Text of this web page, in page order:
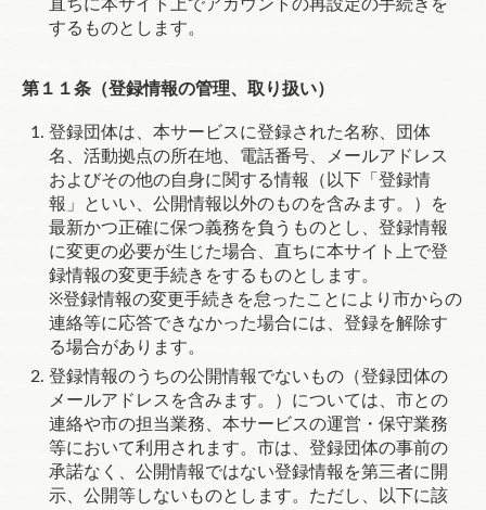
直ちに本サイト上でアカウントの再設定の手続きを
するものとします。
第１１条（登録情報の管理、取り扱い）
登録団体は、本サービスに登録された名称、団体
名、活動拠点の所在地、電話番号、メールアドレス
およびその他の自身に関する情報（以下「登録情
報」といい、公開情報以外のものを含みます。）を
最新かつ正確に保つ義務を負うものとし、登録情報
に変更の必要が生じた場合、直ちに本サイト上で登
録情報の変更手続きをするものとします。
※登録情報の変更手続きを怠ったことにより市からの
連絡等に応答できなかった場合には、登録を解除す
る場合があります。
登録情報のうちの公開情報でないもの（登録団体の
メールアドレスを含みます。）については、市との
連絡や市の担当業務、本サービスの運営・保守業務
等において利用されます。市は、登録団体の事前の
承諾なく、公開情報ではない登録情報を第三者に開
示、公開等しないものとします。ただし、以下に該